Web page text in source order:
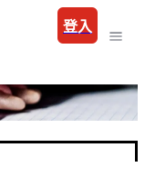
登入